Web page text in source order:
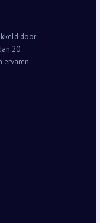
door
20
ervaren